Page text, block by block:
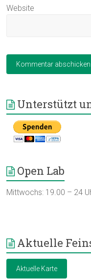
Website
Unterstützt
Open Lab
Mittwochs: 19.00 – 24
Aktuelle
Aktuelle Karte